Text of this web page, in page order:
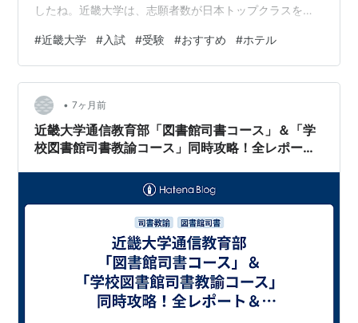
2007年度に文部科学省「21世紀COEプログラム」に選
定された。2008年度からは文部科学省「グローバル
究拠点に採択されている。2014年7月、完全養殖マグロ
の大量生産に向け、豊田通商と水産養殖事業の推進に関
する覚書を締結し、一層パートナーシップを強化するこ
とを発表した。
系列校・グループ校
（学校法人 近畿大学弘徳学園
兵庫県姫路市）
近畿大学豊岡短期大学（学校法人近畿大学弘徳学園
が運営、兵庫県豊岡市）
近畿大学九州短期大学 （福岡県飯塚市）
したね。近畿大学は、志願者数が日本トップクラスを誇
ルが集まる非常に激しい戦いです。近大の入試を攻略す
る上で、学力と同じくらい重要なのが「前泊するホテル
の選択」であることをご存知でしょうか。近大は「東大
阪キャンパス」を中心に、奈良、和歌山、広島、福岡、
大阪狭山と、全国に6つのキャンパスを展開しており、学
部によって試験会場が大きく異なります。特にメイン…
#近畿大学 #入試 #受験 #おすすめ #ホテル
• 7ヶ月前
近畿大学通信教育部「図書館司書コース」＆「学
校図書館司書教諭コース」同時攻略！全レポート